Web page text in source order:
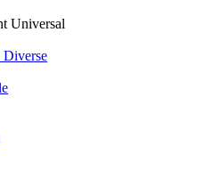
Universal
Diverse